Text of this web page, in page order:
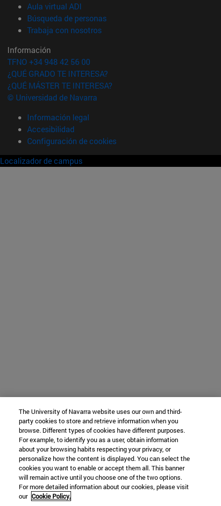
Aula virtual ADI
Búsqueda de personas(abre en nueva ventana)
Trabaja con nosotros(abre en nueva ventana)
Información
TFNO +34 948 42 56 00
¿QUÉ GRADO TE INTERESA?
¿QUÉ MÁSTER TE INTERESA?
© Universidad de Navarra
Información legal
Accesibilidad
Configuración de cookies
Localizador de campus
The University of Navarra website uses our own and third-
party cookies to store and retrieve information when you
browse. Different types of cookies have different purposes.
For example, to identify you as a user, obtain information
about your browsing habits respecting your privacy, or
personalize how the content is displayed. You can select the
cookies you want to enable or accept them all. This banner
will remain active until you choose one of the two options.
For more detailed information about our cookies, please visit
our Cookie Policy.